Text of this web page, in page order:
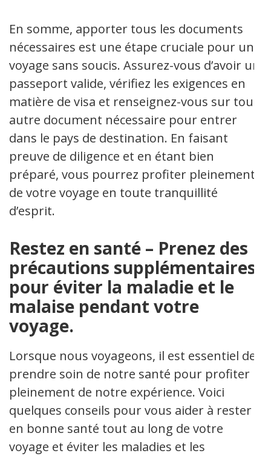
En somme, apporter tous les documents
nécessaires est une étape cruciale pour un
voyage sans soucis. Assurez-vous d’avoir un
passeport valide, vérifiez les exigences en
matière de visa et renseignez-vous sur tout
autre document nécessaire pour entrer
dans le pays de destination. En faisant
preuve de diligence et en étant bien
préparé, vous pourrez profiter pleinement
de votre voyage en toute tranquillité
d’esprit.
Restez en santé – Prenez des
précautions supplémentaires
pour éviter la maladie et le
malaise pendant votre
voyage.
Lorsque nous voyageons, il est essentiel de
prendre soin de notre santé pour profiter
pleinement de notre expérience. Voici
quelques conseils pour vous aider à rester
en bonne santé tout au long de votre
voyage et éviter les maladies et les